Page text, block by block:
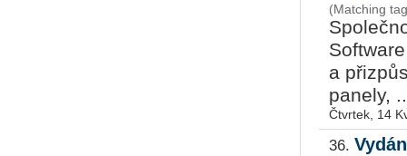
(Matching
a
panely,
Čtvrtek, 14
36.